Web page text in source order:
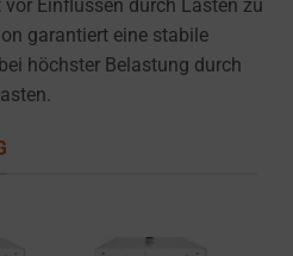
Einflüssen durch Lasten zu
garantiert eine stabile
höchster Belastung durch